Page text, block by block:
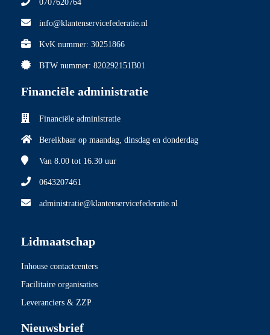
0707620764
info@klantenservicefederatie.nl
KvK nummer: 30251866
BTW nummer: 820292151B01
Financiële administratie
Financiële administratie
Bereikbaar op maandag, dinsdag en donderdag
Van 8.00 tot 16.30 uur
0643207461
administratie@klantenservicefederatie.nl
Lidmaatschap
Inhouse contactcenters
Facilitaire organisaties
Leveranciers & ZZP
Nieuwsbrief